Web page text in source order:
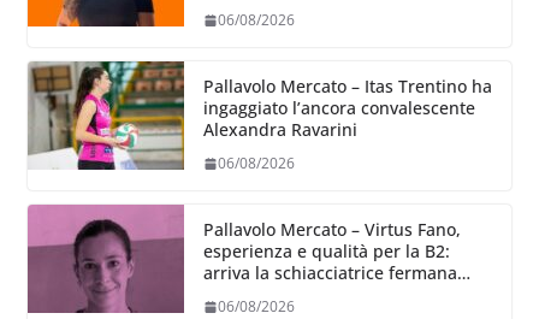
06/08/2026
Pallavolo Mercato – Itas Trentino ha
ingaggiato l’ancora convalescente
Alexandra Ravarini
06/08/2026
Pallavolo Mercato – Virtus Fano,
esperienza e qualità per la B2:
arriva la schiacciatrice fermana
06/08/2026